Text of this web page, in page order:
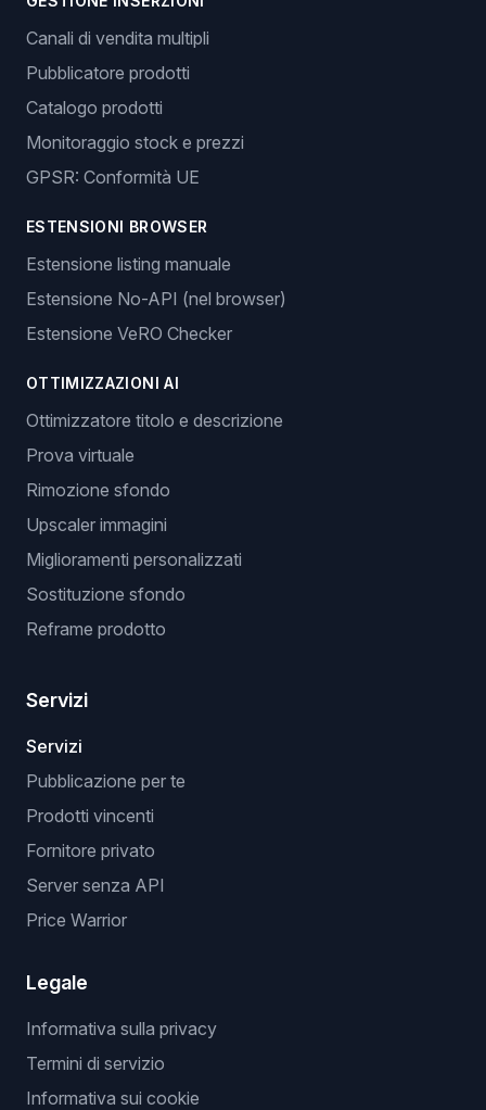
Canali di vendita multipli
Pubblicatore prodotti
Catalogo prodotti
Monitoraggio stock e prezzi
GPSR: Conformità UE
ESTENSIONI BROWSER
Estensione listing manuale
Estensione No-API (nel browser)
Estensione VeRO Checker
OTTIMIZZAZIONI AI
Ottimizzatore titolo e descrizione
Prova virtuale
Rimozione sfondo
Upscaler immagini
Miglioramenti personalizzati
Sostituzione sfondo
Reframe prodotto
Servizi
Servizi
Pubblicazione per te
Prodotti vincenti
Fornitore privato
Server senza API
Price Warrior
Legale
Informativa sulla privacy
Termini di servizio
Informativa sui cookie